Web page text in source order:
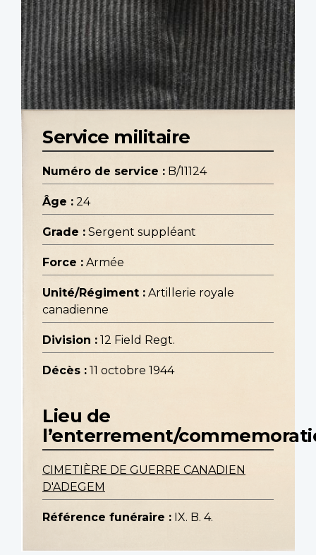
Service militaire
Numéro de service : B/11124
Âge : 24
Grade : Sergent suppléant
Force : Armée
Unité/Régiment : Artillerie royale
canadienne
Division : 12 Field Regt.
Décès : 11 octobre 1944
Lieu de
l’enterrement/
CIMETIÈRE DE GUERRE CANADIEN
D'ADEGEM
Référence funéraire : IX. B. 4.